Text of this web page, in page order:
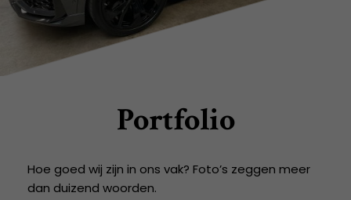
Portfolio
Hoe goed wij zijn in ons vak? Foto’s zeggen meer
dan duizend woorden.